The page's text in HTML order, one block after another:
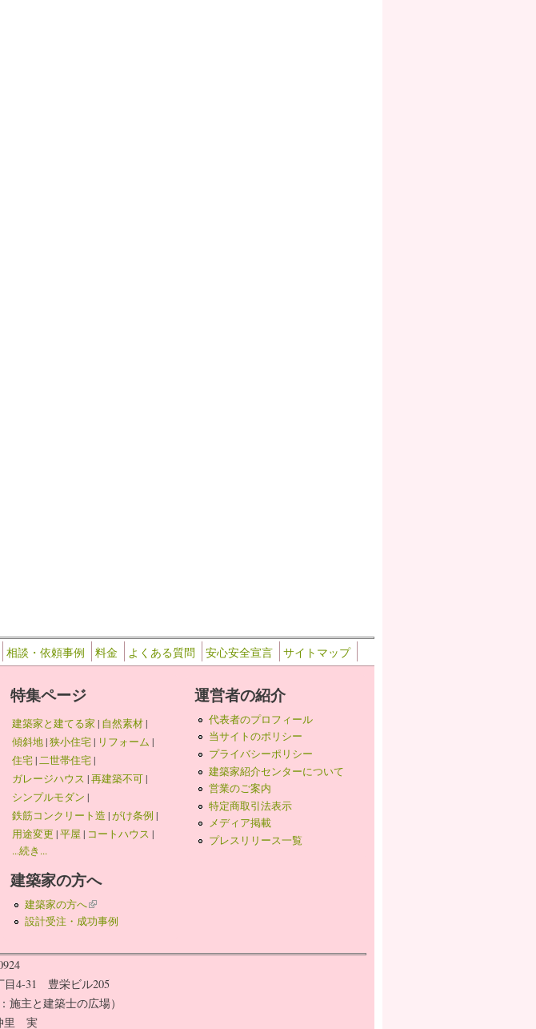
相談・依頼事例 料金 よくある質問 安心安全宣言 サイトマップ
特集ページ
建築家と建てる家 | 自然素材|
傾斜地|狭小住宅| リフォーム |
住宅|二世帯住宅|
ガレージハウス |再建築不可|
シンプルモダン |
鉄筋コンクリート造 |がけ条例 |
用途変更 |平屋 | コートハウス |
...続き...
建築家の方へ
建築家の方へ(link is external)
設計受注・成功事例
運営者の紹介
代表者のプロフィール
当サイトのポリシー
プライバシーポリシー
建築家紹介センターについて
営業のご案内
特定商取引法表示
メディア掲載
プレスリリース一覧
目4-31 豊栄ビル205
施主と建築士の広場）
里 実